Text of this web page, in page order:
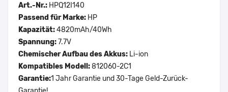
Art.-Nr.: HPQ12I140
Passend für Marke: HP
Kapazität:4820mAh/40Wh
Spannung:7.7V
Chemischer Aufbau des Akkus: Li-ion
Kompatibles Modell:812060-2C1
Garantie:1 Jahr Garantie und 30-Tage Geld-Zurück-